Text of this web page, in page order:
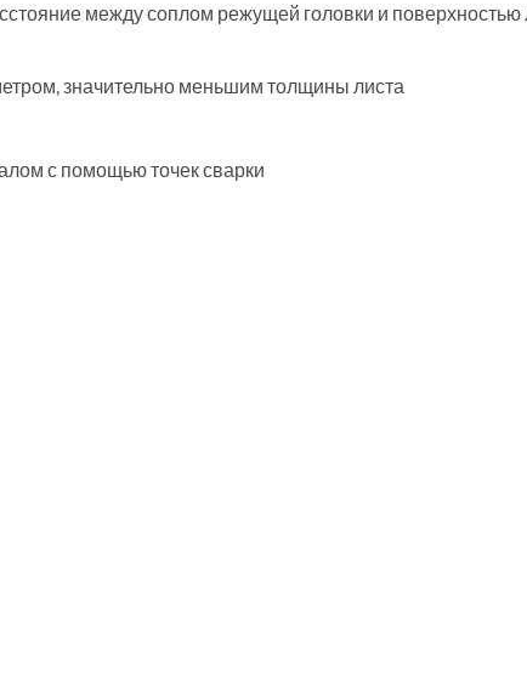
между соплом режущей головки и поверхностью
значительно меньшим толщины листа
с помощью точек сварки